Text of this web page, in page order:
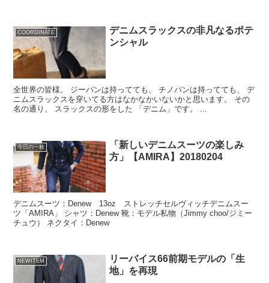
COORDINATE
デニムスラックスの非凡なるポテ
ンシャル
全世界の皆様。 ジーパンは持ってても、 チノパンは持ってても、 デ
ニムスラックスを穿いてる方はなかなかいないかと思います。 その
今日の一枚
「新しいデニムスーツの楽しみ
方」【AMIRA】20180204
デニムスーツ：Denew 13oz ストレッチセルヴィッチデニムスー
ツ「AMIRA」 シャツ：Denew 靴：モデル私物（Jimmy choo/ジミー
チュウ） ネクタイ：Denew
NEWITEM
リーバイス66前期モデルの「生
地」を再現